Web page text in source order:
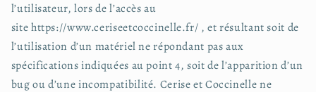
l’utilisateur, lors de l’accès au
site https://www.ceriseetcoccinelle.fr/ , et résultant soit de
l’utilisation d’un matériel ne répondant pas aux
spécifications indiquées au point 4, soit de l’apparition d’un
bug ou d’une incompatibilité. Cerise et Coccinelle ne